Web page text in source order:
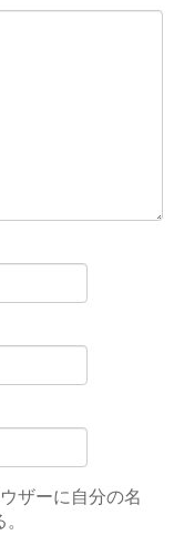
ザーに自分の名